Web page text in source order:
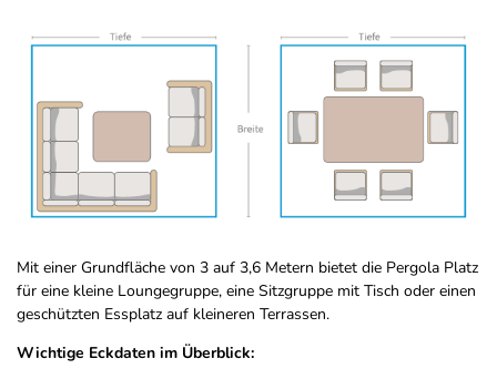
Mit einer Grundfläche von 3 auf 3,6 Metern bietet die Pergola Platz
für eine kleine Loungegruppe, eine Sitzgruppe mit Tisch oder einen
geschützten Essplatz auf kleineren Terrassen.
Wichtige Eckdaten im Überblick: